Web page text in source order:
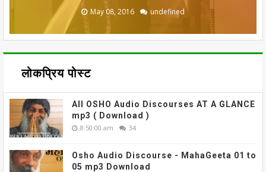
June 27, 2021 undefined
May 08, 2016 undefined
May 08, 2016 undefined
May 08, 2016 undefined
May 08, 2016 undefined
लोकप्रिय पोस्ट
All OSHO Audio Discourses AT A GLANCE
mp3 ( Download )
8:50:00 am 34
Osho Audio Discourse - MahaGeeta 01 to
05 mp3 Download